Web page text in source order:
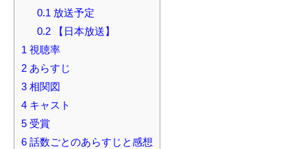
0.1 放送予定
0.2【日本放送】
1 視聴率
2 あらすじ
3 相関図
4 キャスト
5 受賞
6 話数ごとのあらすじと感想